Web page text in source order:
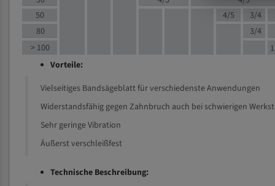
50
4/5 3/4
80
3/4
> 100
Vorteile:
Vielseitiges Bandsägeblatt für verschiedenste Anwendungen
Widerstandsfähig gegen Zahnbruch auch bei schwierigen
Sehr geringe Vibration
Äußerst verschleißfest
Technische Beschreibung: